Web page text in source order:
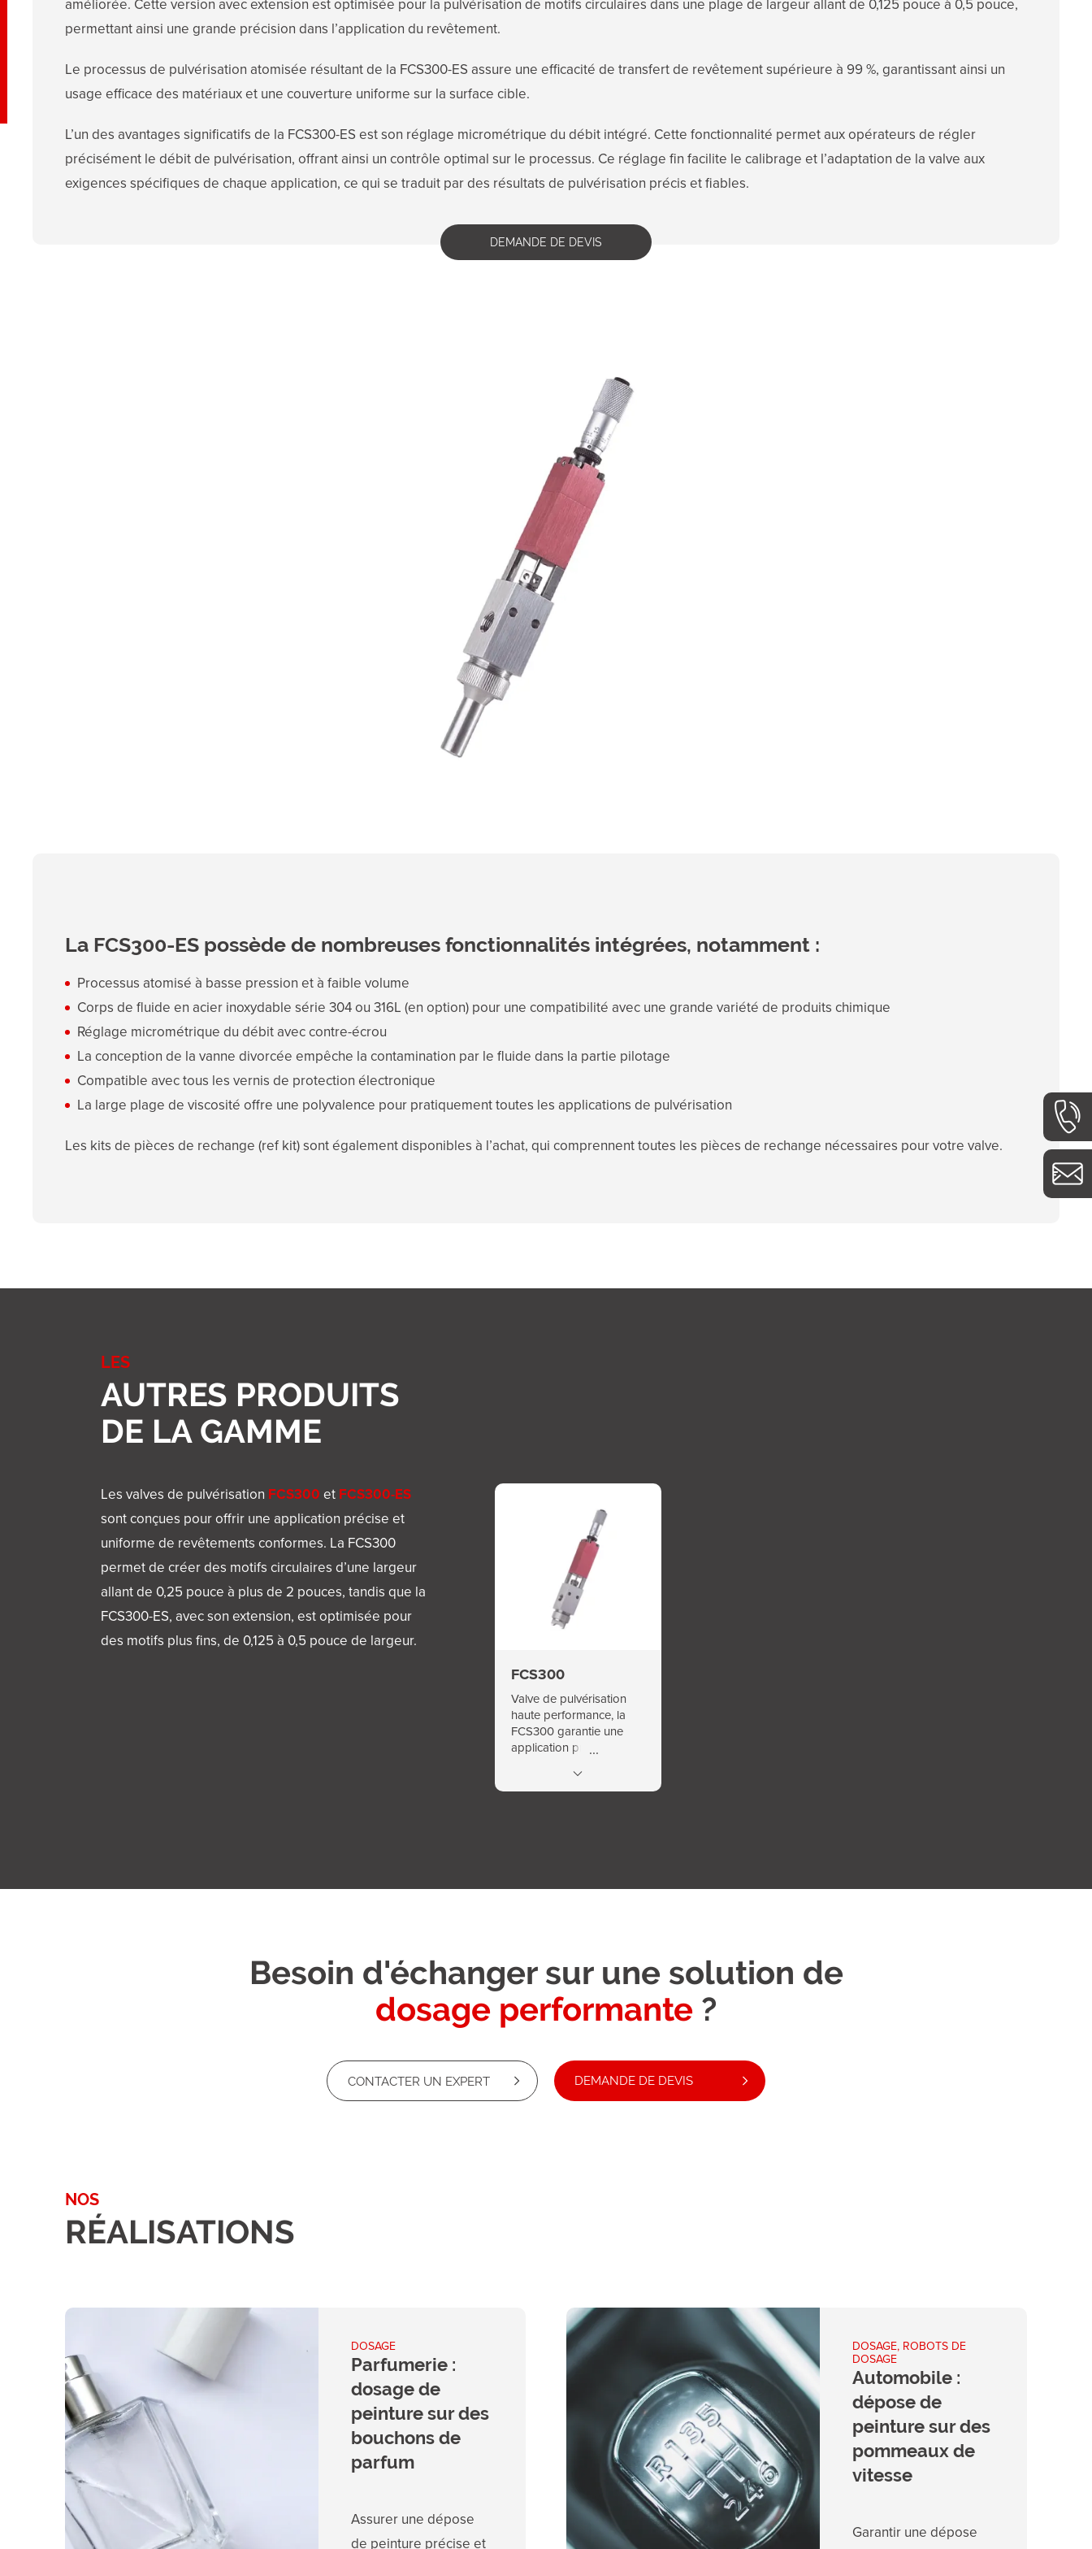
améliorée. Cette version avec extension est optimisée pour la pulvérisation de motifs circulaires dans une plage de largeur allant de 0,125 pouce à 0,5 pouce,
permettant ainsi une grande précision dans l’application du revêtement.
Le processus de pulvérisation atomisée résultant de la FCS300-ES assure une efficacité de transfert de revêtement supérieure à 99 %, garantissant ainsi un
usage efficace des matériaux et une couverture uniforme sur la surface cible.
L’un des avantages significatifs de la FCS300-ES est son réglage micrométrique du débit intégré. Cette fonctionnalité permet aux opérateurs de régler
précisément le débit de pulvérisation, offrant ainsi un contrôle optimal sur le processus. Ce réglage fin facilite le calibrage et l’adaptation de la valve aux
exigences spécifiques de chaque application, ce qui se traduit par des résultats de pulvérisation précis et fiables.
DEMANDE DE DEVIS
La FCS300-ES possède de nombreuses fonctionnalités intégrées, notamment :
Processus atomisé à basse pression et à faible volume
Corps de fluide en acier inoxydable série 304 ou 316L (en option) pour une compatibilité avec une grande variété de produits chimique
Réglage micrométrique du débit avec contre-écrou
La conception de la vanne divorcée empêche la contamination par le fluide dans la partie pilotage
Compatible avec tous les vernis de protection électronique
La large plage de viscosité offre une polyvalence pour pratiquement toutes les applications de pulvérisation
Les kits de pièces de rechange (ref kit) sont également disponibles à l’achat, qui comprennent toutes les pièces de rechange nécessaires pour votre valve.
LES
AUTRES PRODUITS
DE LA GAMME
Les valves de pulvérisation FCS300 et FCS300-ES
sont conçues pour offrir une application précise et
uniforme de revêtements conformes. La FCS300
permet de créer des motifs circulaires d’une largeur
allant de 0,25 pouce à plus de 2 pouces, tandis que la
FCS300-ES, avec son extension, est optimisée pour
des motifs plus fins, de 0,125 à 0,5 pouce de largeur.
FCS300
Valve de pulvérisation
haute performance, la
FCS300 garantie une
application précise et
sur la surface cible,
optimisant ainsi la qualité
Besoin d'échanger sur une solution de
dosage performante ?
CONTACTER UN EXPERT DEMANDE DE DEVIS
NOS
RÉALISATIONS
DOSAGE
Parfumerie :
dosage de
peinture sur des
bouchons de
parfum
Assurer une dépose
de peinture précise et
DOSAGE, ROBOTS DE
DOSAGE
Automobile :
dépose de
peinture sur des
pommeaux de
vitesse
Garantir une dépose